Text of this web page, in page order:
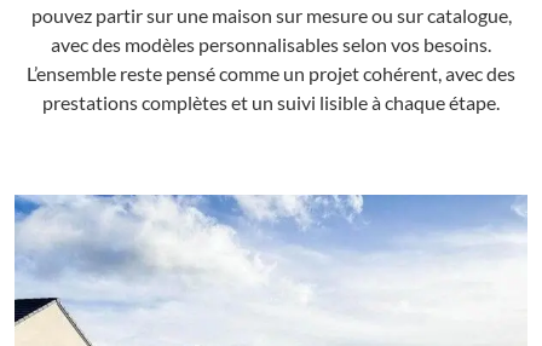
pouvez partir sur une maison sur mesure ou sur catalogue,
avec des modèles personnalisables selon vos besoins.
L’ensemble reste pensé comme un projet cohérent, avec des
prestations complètes et un suivi lisible à chaque étape.